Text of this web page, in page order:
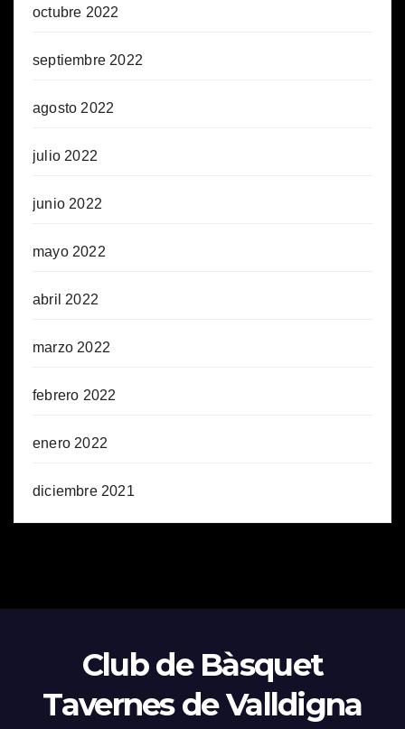
octubre 2022
septiembre 2022
agosto 2022
julio 2022
junio 2022
mayo 2022
abril 2022
marzo 2022
febrero 2022
enero 2022
diciembre 2021
Club de Bàsquet
Tavernes de Valldigna